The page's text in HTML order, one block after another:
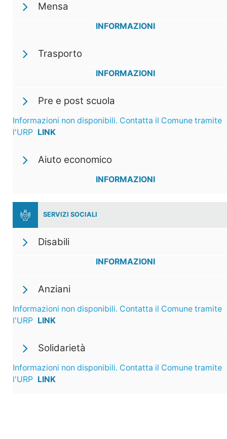
Mensa
INFORMAZIONI
Trasporto
INFORMAZIONI
Pre e post scuola
Informazioni non disponibili. Contatta il Comune tramite
l'URP LINK
Aiuto economico
INFORMAZIONI
SERVIZI SOCIALI
Disabili
INFORMAZIONI
Anziani
Informazioni non disponibili. Contatta il Comune tramite
l'URP LINK
Solidarietà
Informazioni non disponibili. Contatta il Comune tramite
l'URP LINK